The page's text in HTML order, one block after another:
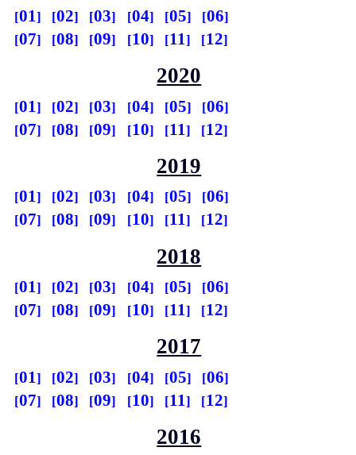
01 02 03 04 05
06
07
08 09 10 11 12
2020
01 02 03 04 05
06
07
08 09 10 11 12
2019
01 02 03 04 05
06
07
08 09 10 11 12
2018
01 02 03 04 05
06
07
08 09 10 11 12
2017
01 02 03 04 05
06
07
08 09 10 11 12
2016